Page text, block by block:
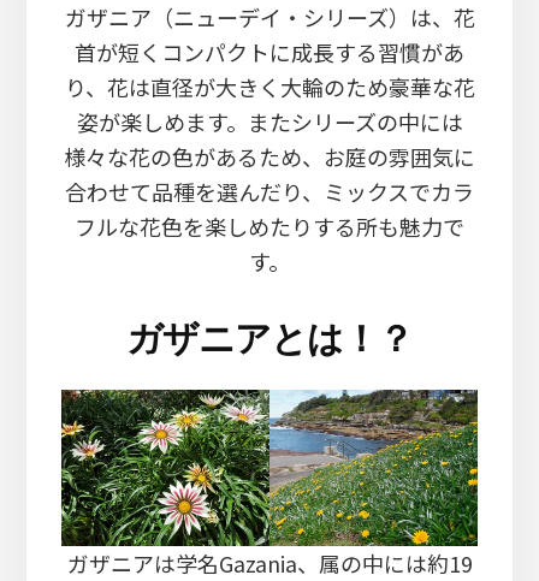
ガザニア（ニューデイ・シリーズ）は、花
首が短くコンパクトに成長する習慣があ
り、花は直径が大きく大輪のため豪華な花
姿が楽しめます。またシリーズの中には
様々な花の色があるため、お庭の雰囲気に
合わせて品種を選んだり、ミックスでカラ
フルな花色を楽しめたりする所も魅力で
す。
ガザニアとは！？
ガザニアは学名Gazania、属の中には約19